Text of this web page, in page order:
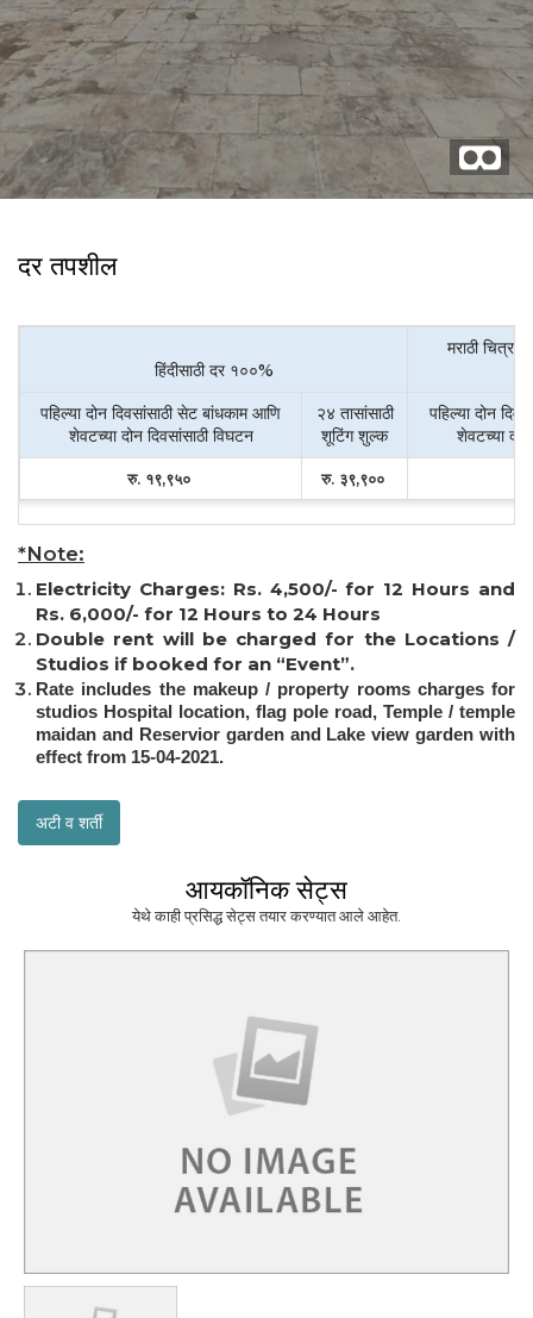
दर तपशील
हिंदीसाठी दर १००%
मराठी
पहिल्या दोन दिवसांसाठी सेट बांधकाम आणि
शेवटच्या दोन दिवसांसाठी विघटन
२४ तासांसाठी
शूटिंग शुल्क
पहिल्या दोन
शेवटच्या
रु. १९,९५० रु. ३९,९००
*Note:
Electricity Charges: Rs. 4,500/- for 12 Hours and
Rs. 6,000/- for 12 Hours to 24 Hours
Double rent will be charged for the Locations /
Studios if booked for an “Event”.
Rate includes the makeup / property rooms charges for
studios Hospital location, flag pole road, Temple / temple
maidan and Reservior garden and Lake view garden with
effect from 15-04-2021.
अटी व शर्ती
आयकॉनिक सेट्स
येथे काही प्रसिद्ध सेट्स तयार करण्यात आले आहेत.